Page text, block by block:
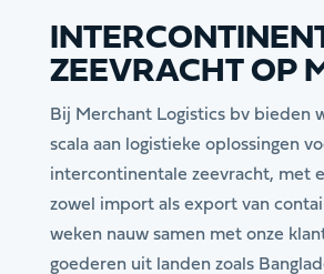
ZEEVRACHT OP
Bij Merchant Logistics bv bieden
scala aan logistieke oplossingen
intercontinentale zeevracht, met
zowel import als export van
weken nauw samen met onze
goederen uit landen zoals